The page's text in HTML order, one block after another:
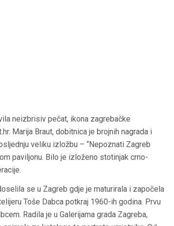
neizbrisiv pečat, ikona zagrebačke
Marija Braut, dobitnica je brojnih nagrada i
veliku izložbu – “Nepoznati Zagreb
paviljonu. Bilo je izloženo stotinjak crno-
se u Zagreb gdje je maturirala i započela
Toše Dabca potkraj 1960-ih godina. Prvu
Radila je u Galerijama grada Zagreba,